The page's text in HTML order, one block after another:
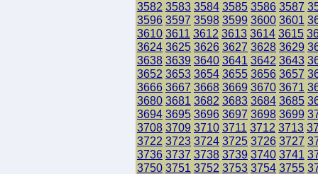
3582 3583 3584 3585 3586 3587
3596 3597 3598 3599 3600 3601
3610 3611 3612 3613 3614 3615
3624 3625 3626 3627 3628 3629
3638 3639 3640 3641 3642 3643
3652 3653 3654 3655 3656 3657
3666 3667 3668 3669 3670 3671
3680 3681 3682 3683 3684 3685
3694 3695 3696 3697 3698 3699
3708 3709 3710 3711 3712 3713
3722 3723 3724 3725 3726 3727
3736 3737 3738 3739 3740 3741
3750 3751 3752 3753 3754 3755